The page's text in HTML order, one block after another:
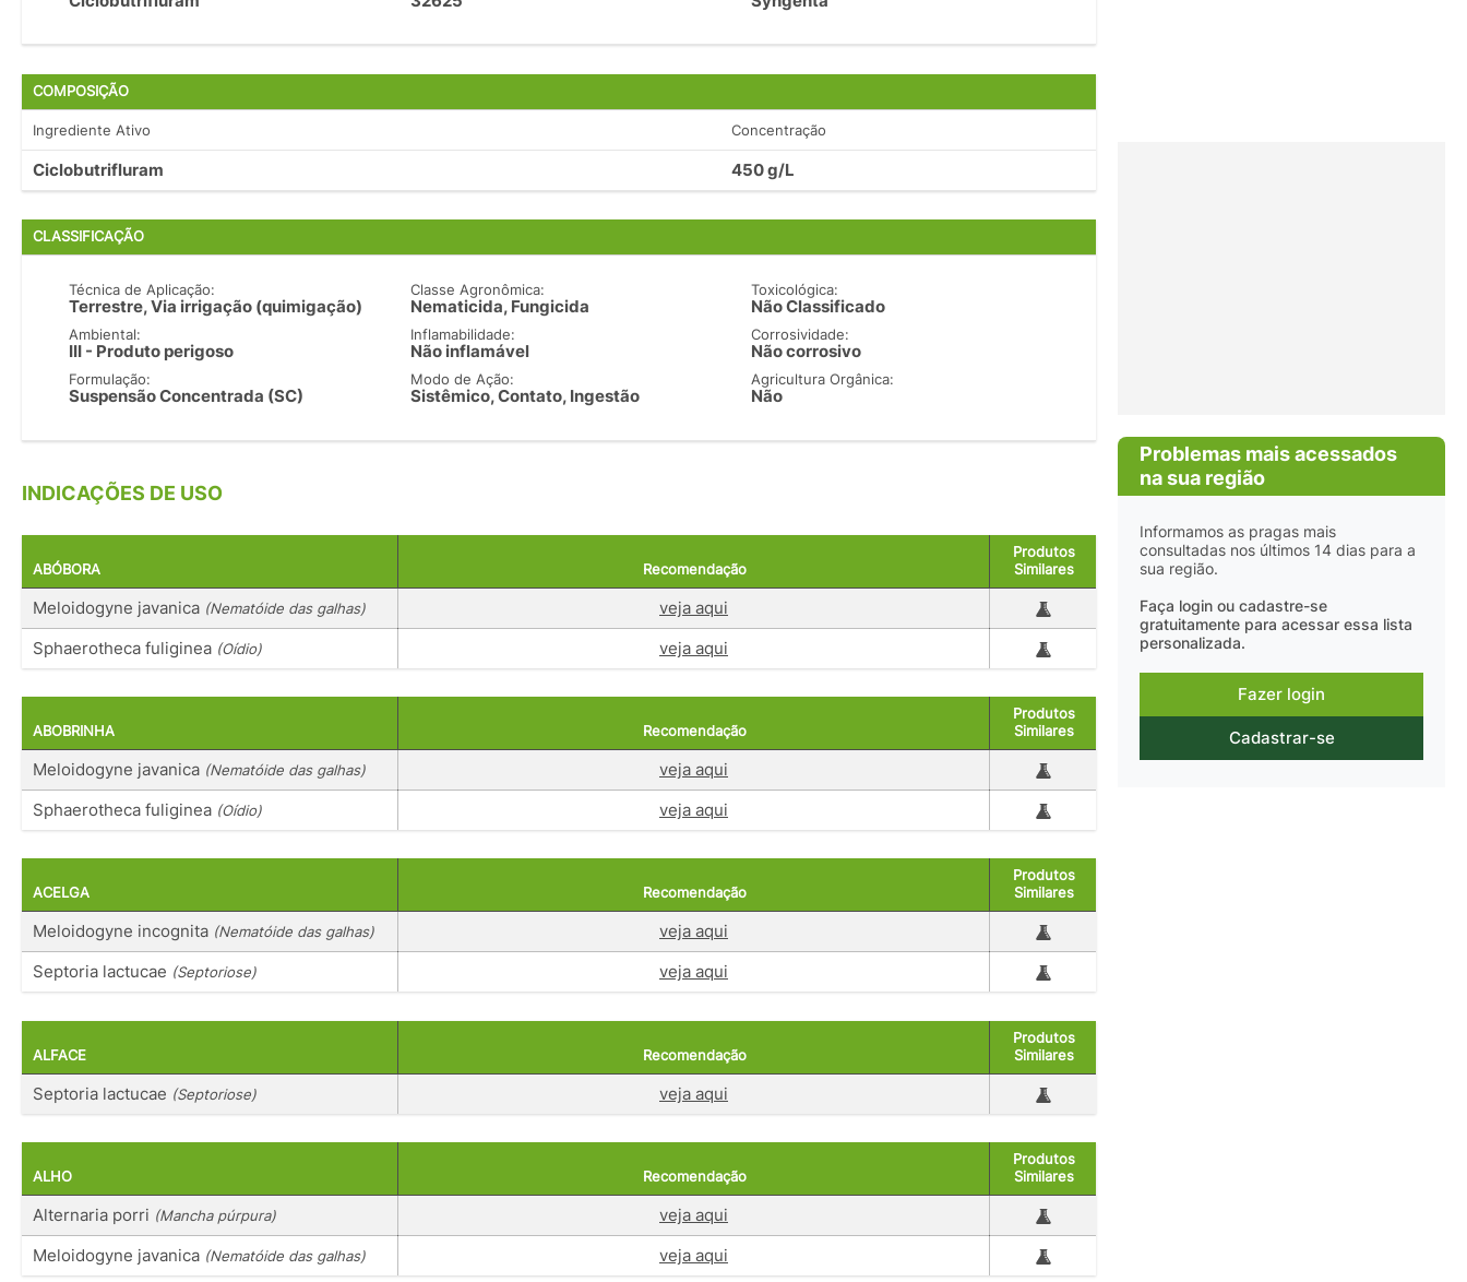
COMPOSIÇÃO
Ingrediente Ativo Concentração
Ciclobutrifluram 450 g/L
CLASSIFICAÇÃO
Técnica de Aplicação:
Terrestre, Via irrigação (quimigação)
Classe Agronômica:
Nematicida, Fungicida
Toxicológica:
Não Classificado
Ambiental:
III - Produto perigoso
Inflamabilidade:
Não inflamável
Corrosividade:
Não corrosivo
Formulação:
Suspensão Concentrada (SC)
Modo de Ação:
Sistêmico, Contato, Ingestão
Agricultura Orgânica:
Não
INDICAÇÕES DE USO
ABÓBORA Recomendação
Produtos
Similares
Meloidogyne javanica (Nematóide das galhas)
veja aqui
Sphaerotheca fuliginea (Oídio) veja aqui
ABOBRINHA Recomendação
Produtos
Similares
Meloidogyne javanica (Nematóide das galhas)
veja aqui
Sphaerotheca fuliginea (Oídio) veja aqui
ACELGA Recomendação
Produtos
Similares
Meloidogyne incognita (Nematóide das galhas)
veja aqui
Septoria lactucae (Septoriose) veja aqui
ALFACE Recomendação
Produtos
Similares
Septoria lactucae (Septoriose) veja aqui
ALHO Recomendação
Produtos
Similares
Alternaria porri (Mancha púrpura)
veja aqui
Meloidogyne javanica (Nematóide das galhas) veja aqui
Problemas mais acessados
na sua região
Informamos as pragas mais
consultadas nos últimos 14 dias para a
sua região.
Faça login ou cadastre-se
gratuitamente para acessar essa lista
personalizada.
Fazer login
Cadastrar-se